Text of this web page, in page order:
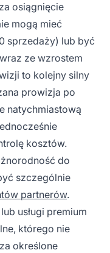
osiągnięcie
mogą mieć
sprzedaży) lub być
ze wzrostem
to kolejny silny
prowizja po
natychmiastową
kosztów.
do
szczególnie
partnerów.
usługi premium
którego nie
określone